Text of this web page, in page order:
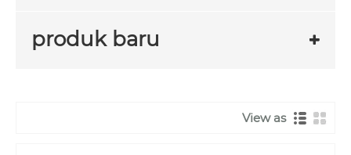
produk baru
View as